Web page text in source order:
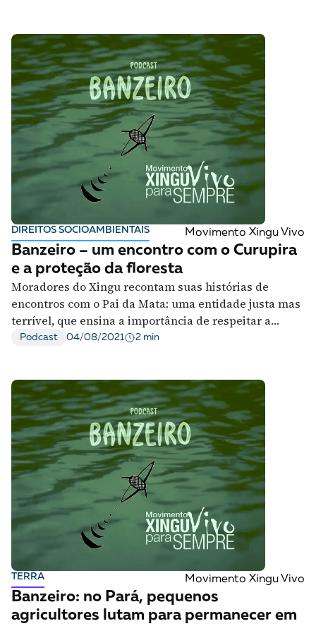
DIREITOS SOCIOAMBIENTAIS Movimento Xingu Vivo
Banzeiro – um encontro com o Curupira
e a proteção da floresta
Moradores do Xingu recontam suas histórias de
encontros com o Pai da Mata: uma entidade justa mas
terrível, que ensina a importância de respeitar a
natureza.
Podcast 04/08/2021 2 min
TERRA Movimento Xingu Vivo
Banzeiro: no Pará, pequenos
agricultores lutam para permanecer em